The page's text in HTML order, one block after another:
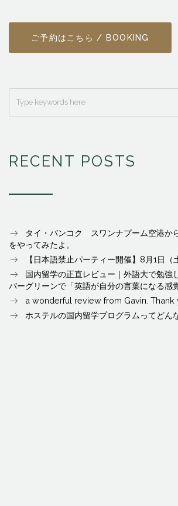
ご予約はこちら / BOOKING
RECENT POSTS
タイ・バンコク スワンナプーム空港か
をやってみたよ。
【日本語禁止パーティー開催】8月1日（
国内留学の正直レビュー｜外語大で勉強
バーグリーンで「英語が自分の言葉になる感
a wonderful review from Gavin. Thank
ホステルの国内留学プログラムってどん